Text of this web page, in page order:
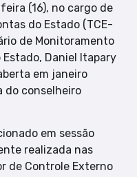
(16), no cargo de
do Estado (TCE-
de Monitoramento
Daniel Itapary
em janeiro
do conselheiro
em sessão
realizada nas
de Controle Externo